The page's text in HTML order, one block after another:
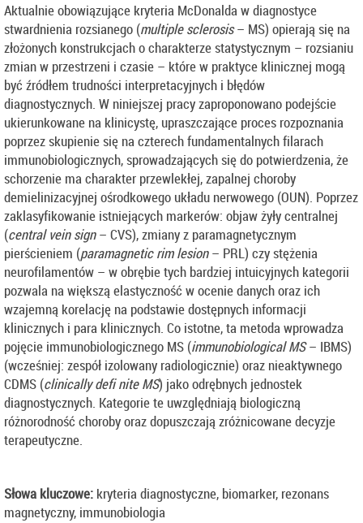
Aktualnie obowiązujące kryteria McDonalda w diagnostyce
stwardnienia rozsianego (multiple sclerosis– MS) opierają się na
złożonych konstrukcjach o charakterze statystycznym – rozsianiu
zmian w przestrzeni i czasie – które w praktyce klinicznej mogą
być źródłem trudności interpretacyjnych i błędów
diagnostycznych. W niniejszej pracy zaproponowano podejście
ukierunkowane na klinicystę, upraszczające proces rozpoznania
poprzez skupienie się na czterech fundamentalnych filarach
immunobiologicznych, sprowadzających się do potwierdzenia, że
schorzenie ma charakter przewlekłej, zapalnej choroby
demielinizacyjnej ośrodkowego układu nerwowego (OUN). Poprzez
zaklasyfikowanie istniejących markerów: objaw żyły centralnej
(central vein sign– CVS), zmiany z paramagnetycznym
pierścieniem (paramagnetic rim lesion– PRL) czy stężenia
neurofilamentów – w obrębie tych bardziej intuicyjnych kategorii
pozwala na większą elastyczność w ocenie danych oraz ich
wzajemną korelację na podstawie dostępnych informacji
klinicznych i para klinicznych. Co istotne, ta metoda wprowadza
pojęcie immunobiologicznego MS (immunobiological MS– IBMS)
(wcześniej: zespół izolowany radiologicznie) oraz nieaktywnego
CDMS (clinically defi nite MS) jako odrębnych jednostek
diagnostycznych. Kategorie te uwzględniają biologiczną
różnorodność choroby oraz dopuszczają zróżnicowane decyzje
terapeutyczne.
Słowa kluczowe: kryteria diagnostyczne, biomarker, rezonans
magnetyczny, immunobiologia